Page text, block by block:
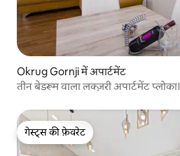
Okrug Gornji में अपार्टमेंट
तीन बेडरूम वाला लक्ज़री अपार्टमेंट प्लोका।
गेस्ट्स की फ़ेवरेट
गेस्ट्स की फ़ेवरेट